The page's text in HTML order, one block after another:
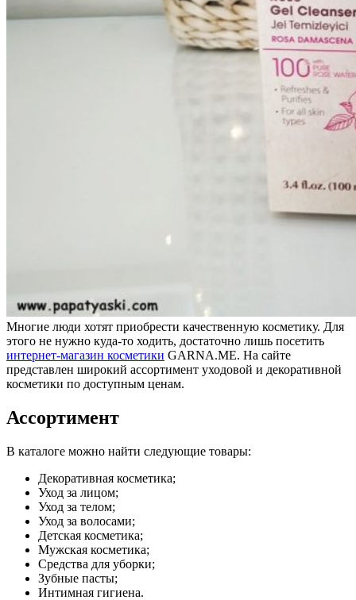
Многие люди хотят приобрести качественную косметику. Для
этого не нужно куда-то ходить, достаточно лишь посетить
интернет-магазин косметики GARNA.ME. На сайте
представлен широкий ассортимент уходовой и декоративной
косметики по доступным ценам.
Ассортимент
В каталоге можно найти следующие товары:
Декоративная косметика;
Уход за лицом;
Уход за телом;
Уход за волосами;
Детская косметика;
Мужская косметика;
Средства для уборки;
Зубные пасты;
Интимная гигиена.